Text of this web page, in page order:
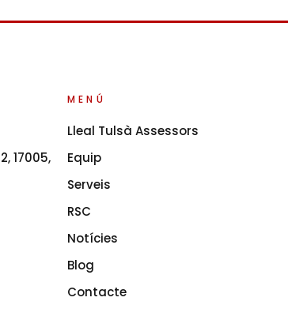
17005,
MENÚ
Lleal Tulsà Assessors
Equip
Serveis
RSC
Notícies
Blog
Contacte